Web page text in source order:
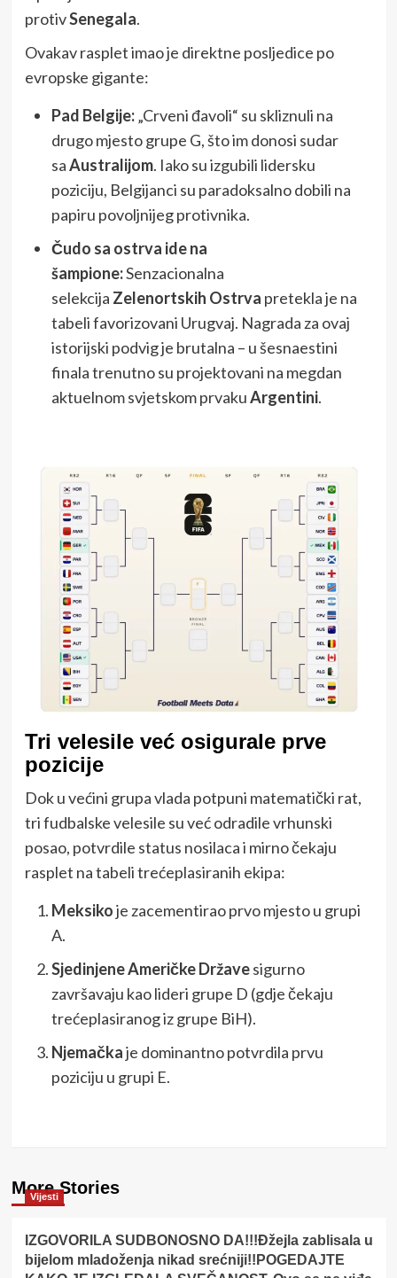
protivSenegala.
Ovakav rasplet imao je direktne posljedice po
evropske gigante:
Pad Belgije:„Crveni đavoli“ su skliznuli na
drugo mjesto grupe G, što im donosi sudar
saAustralijom. Iako su izgubili lidersku
poziciju, Belgijanci su paradoksalno dobili na
papiru povoljnijeg protivnika.
Čudo sa ostrva ide na
šampione:Senzacionalna
selekcija Zelenortskih Ostrva pretekla je na
tabeli favorizovani Urugvaj. Nagrada za ovaj
istorijski podvig je brutalna – u šesnaestini
finala trenutno su projektovani na megdan
aktuelnom svjetskom prvakuArgentini.
Tri velesile već osigurale prve
pozicije
Dok u većini grupa vlada potpuni matematički rat,
tri fudbalske velesile su već odradile vrhunski
posao, potvrdile status nosilaca i mirno čekaju
rasplet na tabeli trećeplasiranih ekipa:
Meksikoje zacementirao prvo mjesto u grupi
A.
Sjedinjene Američke Državesigurno
završavaju kao lideri grupe D (gdje čekaju
trećeplasiranog iz grupe BiH).
Njemačkaje dominantno potvrdila prvu
poziciju u grupi E.
More Stories
Vijesti
IZGOVORILA SUDBONOSNO DA!!!Đžejla zablisala u
bijelom mladoženja nikad srećniji!!POGEDAJTE